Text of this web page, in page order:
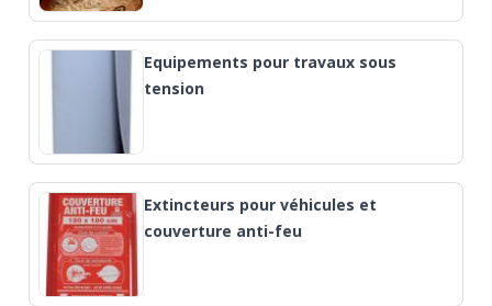
Equipements pour travaux sous
tension
Extincteurs pour véhicules et
couverture anti-feu